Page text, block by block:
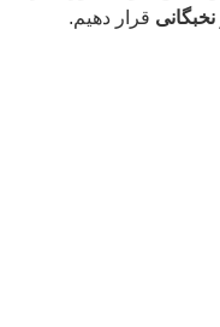
نخبگانی قرار دهیم.